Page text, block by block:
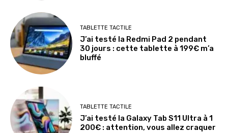
TABLETTE TACTILE
J’ai testé la Redmi Pad 2 pendant
30 jours : cette tablette à 199€ m’a
bluffé
TABLETTE TACTILE
J’ai testé la Galaxy Tab S11 Ultra à 1
200€ : attention, vous allez craquer